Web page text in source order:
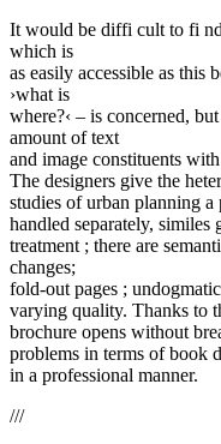
It would be diffi cult to fi
which is
as easily accessible as this
›what is
where?‹ – is concerned,
amount of text
and image constituents
The designers give the
studies of urban planning a
handled separately, similes
treatment ; there are
changes;
fold-out pages ;
varying quality. Thanks to
brochure opens without
problems in terms of book
in a professional manner.
///